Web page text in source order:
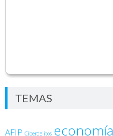
TEMAS
AFIP Ciberdelitos economía